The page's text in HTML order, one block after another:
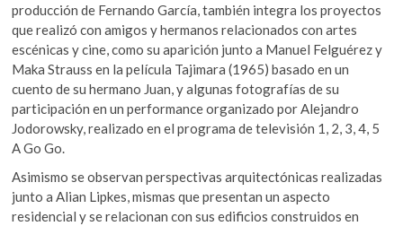
producción de Fernando García, también integra los proyectos
que realizó con amigos y hermanos relacionados con artes
escénicas y cine, como su aparición junto a Manuel Felguérez y
Maka Strauss en la película Tajimara (1965) basado en un
cuento de su hermano Juan, y algunas fotografías de su
participación en un performance organizado por Alejandro
Jodorowsky, realizado en el programa de televisión 1, 2, 3, 4, 5
A Go Go.
Asimismo se observan perspectivas arquitectónicas realizadas
junto a Alian Lipkes, mismas que presentan un aspecto
residencial y se relacionan con sus edificios construidos en